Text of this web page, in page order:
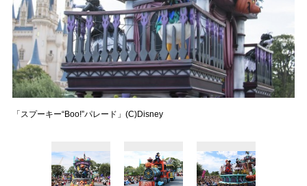
「スプーキー“Boo!”パレード」(C)Disney